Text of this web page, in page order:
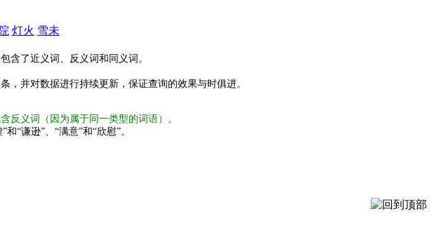
灯火 雪未
含了近义词、反义词和同义词。
，并对数据进行持续更新，保证查询的效果与时俱进。
反义词（因为属于同一类型的词语）。
“谦逊”、“满意”和“欣慰”。